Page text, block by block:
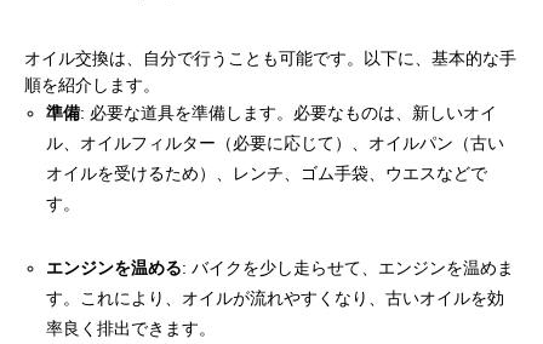
オイル交換は、自分で行うことも可能です。以下に、基本的な手
順を紹介します。
準備: 必要な道具を準備します。必要なものは、新しいオイ
ル、オイルフィルター（必要に応じて）、オイルパン（古い
オイルを受けるため）、レンチ、ゴム手袋、ウエスなどで
す。
エンジンを温める: バイクを少し走らせて、エンジンを温めま
す。これにより、オイルが流れやすくなり、古いオイルを効
率良く排出できます。